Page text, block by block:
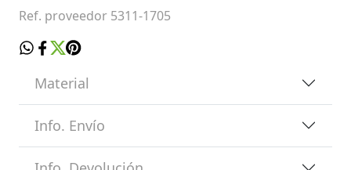
Ref. proveedor 5311-1705
Material
Info. Envío